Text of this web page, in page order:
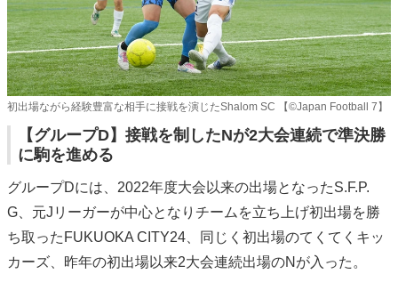
初出場ながら経験豊富な相手に接戦を演じたShalom SC 【©️Japan Football 7】
【グループD】接戦を制したNが2大会連続で準決勝
に駒を進める
グループDには、2022年度大会以来の出場となったS.F.P.
G、元Jリーガーが中心となりチームを立ち上げ初出場を勝
ち取ったFUKUOKA CITY24、同じく初出場のてくてくキッ
カーズ、昨年の初出場以来2大会連続出場のNが入った。